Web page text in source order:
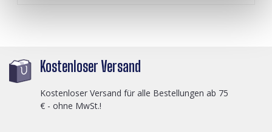
Kostenloser Versand
Kostenloser Versand für alle Bestellungen ab 75
€ - ohne MwSt.!